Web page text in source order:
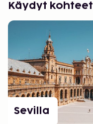
Käydyt kohteet
Sevilla